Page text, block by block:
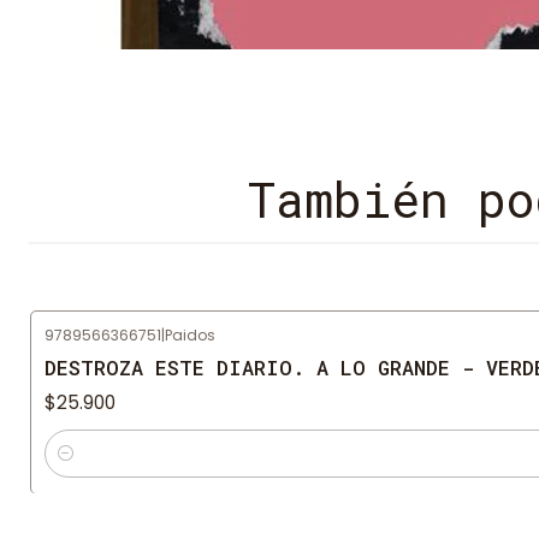
También
9789566366751|Paidos
DESTROZA ESTE DIARIO. A LO GRANDE -
$25.900
Cantidad